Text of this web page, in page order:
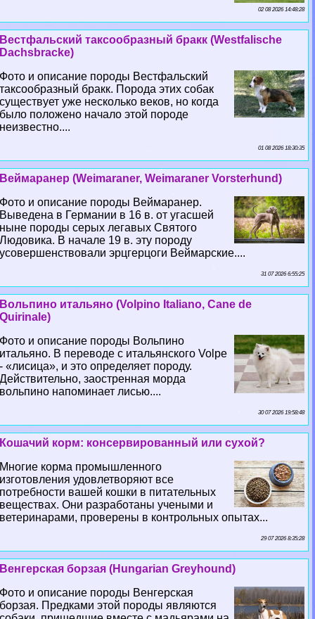
02 08 2026 14:48:28
Вестфальский таксообразный бpaкк (Westfalische
Dachsbracke)
Фото и описание породы Вестфальский
таксообразный бpaкк. Порода этих собак
существует уже несколько веков, но когда
было положено начало этой породе
неизвестно....
01 08 2026 18:30:35
Веймаранер (Weimaraner, Weimaraner Vorsterhund)
Фото и описание породы Веймаранер.
Выведена в Германии в 16 в. от угасшей
ныне породы серых легавых Святого
Людовика. В начале 19 в. эту породу
усовершенствовали эрцгерцоги Веймарские....
31 07 2026 6:55:25
Вольпино итальяно (Volpino Italiano, Cane de
Quirinale)
Фото и описание породы Вольпино
итальяно. В переводе с итальянского Volpe
- «лисица», и это определяет породу.
Действительно, заостренная морда
вольпино напоминает лисью....
30 07 2026 19:58:48
Кошачий корм: консервированный или сухой?
Многие корма промышленного
изготовления удовлетворяют все
потребности вашей кошки в питательных
веществах. Они разработаны учеными и
ветеринарами, проверены в контрольных опытах...
29 07 2026 8:35:28
Венгерская борзая (Hungarian Greyhound)
Фото и описание породы Венгерская
борзая. Предками этой породы являются